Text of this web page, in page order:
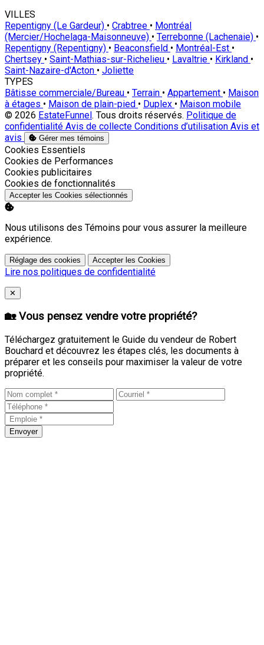
VILLES
Repentigny (Le Gardeur) • Crabtree • Montréal
(Mercier/Hochelaga-Maisonneuve) • Terrebonne (Lachenaie) •
Repentigny (Repentigny) • Beaconsfield • Montréal-Est •
Chertsey • Saint-Mathias-sur-Richelieu • Lavaltrie • Kirkland •
Saint-Nazaire-d'Acton • Joliette
TYPES
Bâtisse commerciale/Bureau • Terrain • Appartement • Maison
à étages • Maison de plain-pied • Duplex • Maison mobile
© 2026 EstateFunnel. Tous droits réservés. Politique de
confidentialité Avis de collecte Conditions d’utilisation Avis et
avis
Gérer mes témoins
Activer
Cookies Essentiels
Activer
Cookies de Performances
Activer
Cookies publicitaires
Activer
Cookies de fonctionnalités
Accepter les Cookies sélectionnés
Nous utilisons des Témoins pour vous assurer la meilleure
expérience.
Réglage des cookies Accepter les Cookies
Lire nos politiques de confidentialité
Close
✕
🏡 Vous pensez vendre votre propriété?
Téléchargez gratuitement le Guide du vendeur de Robert
Bouchard et découvrez les étapes clés, les documents à
préparer et les conseils pour maximiser la valeur de votre
propriété.
Envoyer